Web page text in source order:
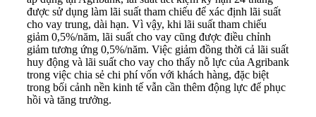
được sử dụng làm lãi suất tham chiếu để xác định lãi suất
cho vay trung, dài hạn. Vì vậy, khi lãi suất tham chiếu
giảm 0,5%/năm, lãi suất cho vay cũng được điều chỉnh
giảm tương ứng 0,5%/năm. Việc giảm đồng thời cả lãi suất
huy động và lãi suất cho vay cho thấy nỗ lực của Agribank
trong việc chia sẻ chi phí vốn với khách hàng, đặc biệt
trong bối cảnh nền kinh tế vẫn cần thêm động lực để phục
hồi và tăng trưởng.